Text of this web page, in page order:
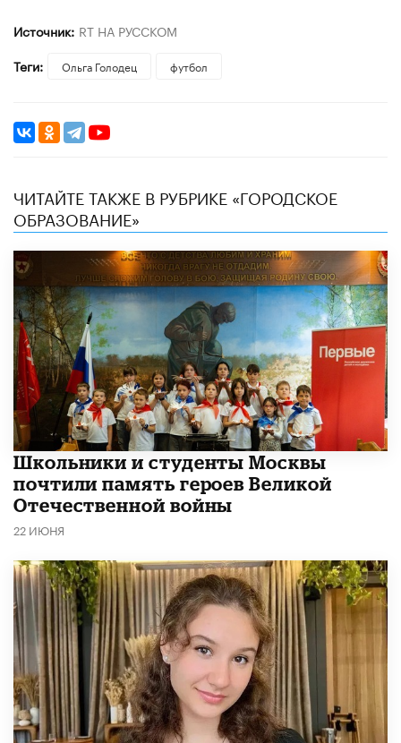
Источник: RT НА РУССКОМ
Теги:
Ольга Голодец футбол
ЧИТАЙТЕ ТАКЖЕ В РУБРИКЕ «ГОРОДСКОЕ
ОБРАЗОВАНИЕ»
Школьники и студенты Москвы
почтили память героев Великой
Отечественной войны
22 ИЮНЯ